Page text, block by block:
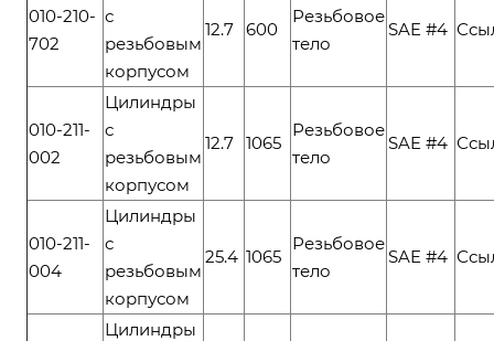
010-210-
702
с
резьбовым
корпусом
12.7 600
Резьбовое
тело
SAE #4
010-211-
002
Цилиндры
с
резьбовым
корпусом
12.7 1065
Резьбовое
тело
SAE #4
010-211-
004
Цилиндры
с
резьбовым
корпусом
25.4 1065
Резьбовое
тело
SAE #4
Цилиндры